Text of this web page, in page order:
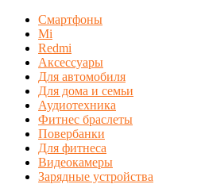
Смартфоны
Mi
Redmi
Аксессуары
Для автомобиля
Для дома и семьи
Аудиотехника
Фитнес браслеты
Повербанки
Для фитнеса
Видеокамеры
Зарядные устройства